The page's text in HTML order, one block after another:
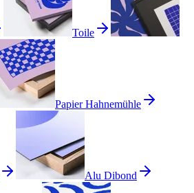
Toile
Papier Hahnemühle
Alu Dibond